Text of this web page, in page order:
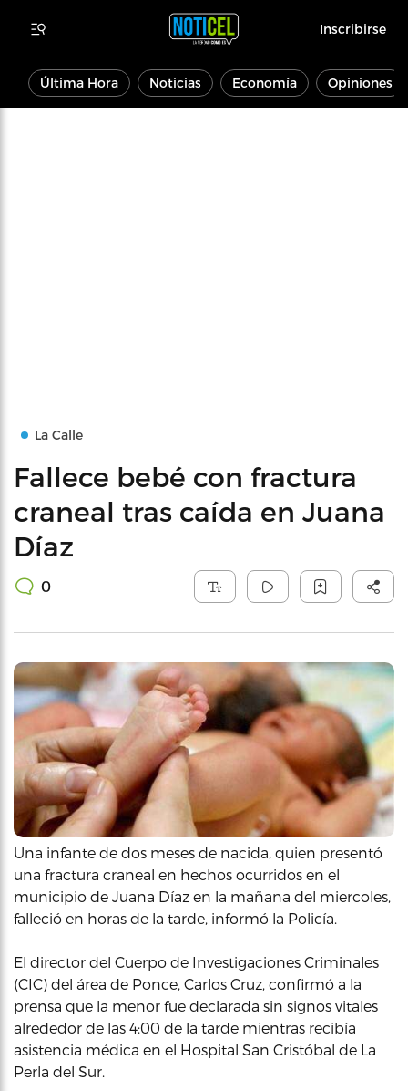
Inscribirse
Última Hora Noticias Economía Opiniones
La Calle
Fallece bebé con fractura
craneal tras caída en Juana
Díaz
0
Una infante de dos meses de nacida, quien presentó
una fractura craneal en hechos ocurridos en el
municipio de Juana Díaz en la mañana del miercoles,
falleció en horas de la tarde, informó la Policía.
El director del Cuerpo de Investigaciones Criminales
(CIC) del área de Ponce, Carlos Cruz, confirmó a la
prensa que la menor fue declarada sin signos vitales
alrededor de las 4:00 de la tarde mientras recibía
asistencia médica en el Hospital San Cristóbal de La
Perla del Sur.